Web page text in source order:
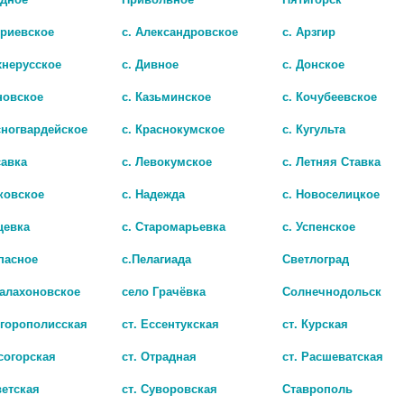
с. Александровское
с. Арзгир
с. Дивное
с. Донское
с. Казьминское
с. Кочубеевское
с. Краснокумское
с. Кугульта
с. Левокумское
с. Летняя Ставка
с. Надежда
с. Новоселицкое
с. Старомарьевка
с. Успенское
с.Пелагиада
Светлоград
село Грачёвка
Солнечнодольск
ст. Ессентукская
ст. Курская
ст. Отрадная
ст. Расшеватская
ст. Суворовская
Ставрополь